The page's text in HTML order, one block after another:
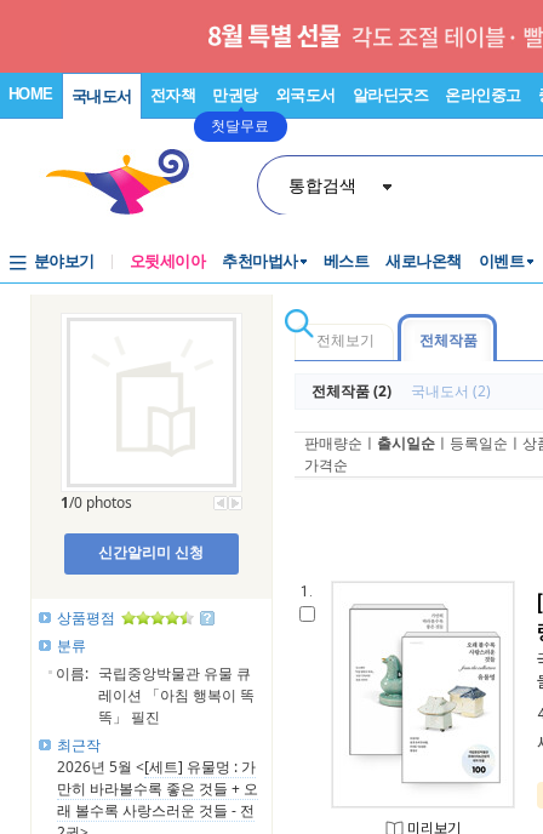
HOME 국내도서 전자책 만권당
첫달무료
외국도서 알라딘굿즈 온라인중고
통합검색
분야보기 오뒷세이아 추천마법사 베스트 새로나온책 이벤트
1/0 photos
신간알리미 신청
상품평점
분류
이름: 국립중앙박물관 유물 큐
레이션 「아침 행복이 똑
똑」 필진
최근작
2026년 5월 <[세트] 유물멍 : 가
만히 바라볼수록 좋은 것들 + 오
래 볼수록 사랑스러운 것들 - 전
전체보기 전체작품
전체작품 (2) 국내도서 (2)
판매량순 ㅣ 출시일순 ㅣ 등록일순 ㅣ 상
가격순
1.
미리보기